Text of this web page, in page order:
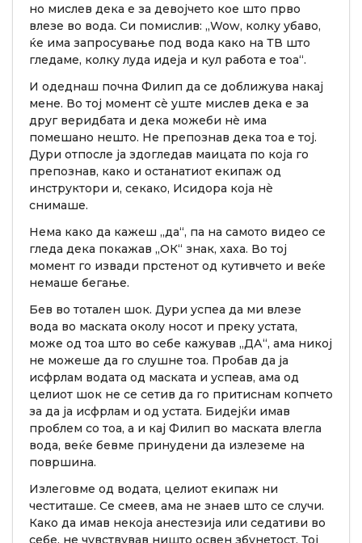
но мислев дека е за девојчето кое што прво
влезе во вода. Си помислив: „Wow, колку убаво,
ќе има запросување под вода како на ТВ што
гледаме, колку луда идеја и кул работа е тоа“.
И одеднаш почна Филип да се доближува накај
мене. Во тој момент сè уште мислев дека е за
друг веридбата и дека можеби нè има
помешано нешто. Не препознав дека тоа е тој.
Дури отпосле ја здогледав маицата по која го
препознав, како и останатиот екипаж од
инструктори и, секако, Исидора која нè
снимаше.
Нема како да кажеш „да“, па на самото видео се
гледа дека покажав „ОК“ знак, хаха. Во тој
момент го извади прстенот од кутивчето и веќе
немаше бегање.
Бев во тотален шок. Дури успеа да ми влезе
вода во маската околу носот и преку устата,
може од тоа што во себе кажував „ДА“, ама никој
не можеше да го слушне тоа. Пробав да ја
исфрлам водата од маската и успеав, ама од
целиот шок не се сетив да го притиснам копчето
за да ја исфрлам и од устата. Бидејќи имав
проблем со тоа, а и кај Филип во маската влегла
вода, веќе бевме принудени да излеземе на
површина.
Излеговме од водата, целиот екипаж ни
честиташе. Се смеев, ама не знаев што се случи.
Како да имав некоја анестезија или седативи во
себе, не чувствував ништо освен збунетост. Тој